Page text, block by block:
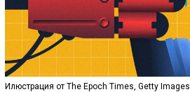
Илюстрация от The Epoch Times, Getty Images